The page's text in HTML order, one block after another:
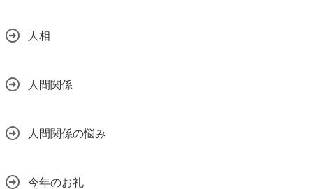
人相
人間関係
人間関係の悩み
今年のお礼